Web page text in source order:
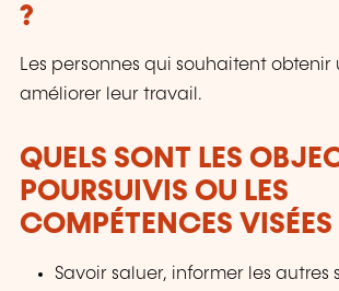
?
Les personnes qui souhaitent obtenir
améliorer leur travail.
QUELS SONT LES
POURSUIVIS OU LES
COMPÉTENCES VISÉES
Savoir saluer, informer les autres